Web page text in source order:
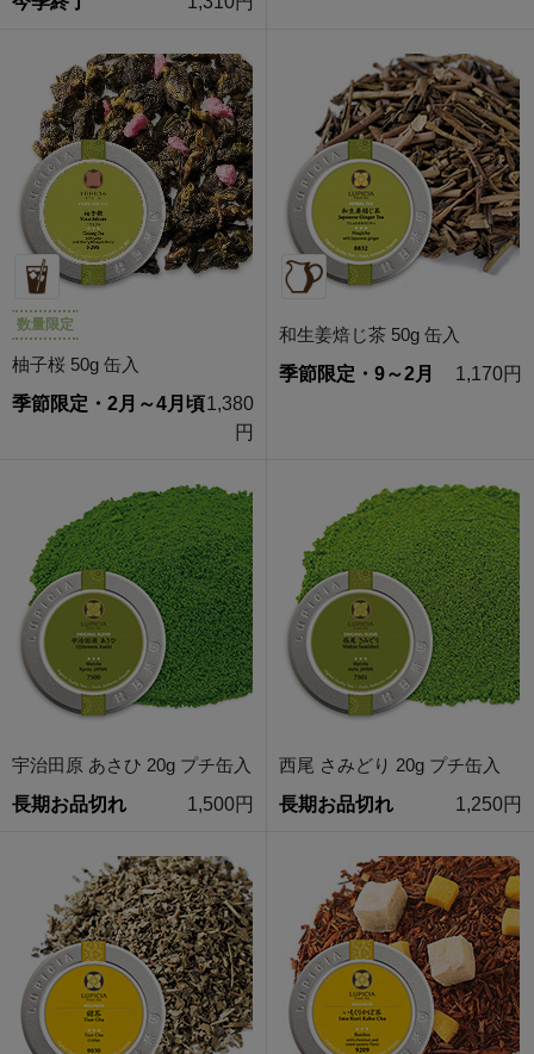
数量限定
柚子桜 50g 缶入
季節限定・2月～4月頃1,380
円
和生姜焙じ茶 50g 缶入
季節限定・9～2月
1,170円
宇治田原 あさひ 20g プチ缶入
長期お品切れ
1,500円
西尾 さみどり 20g プチ缶入
長期お品切れ
1,250円